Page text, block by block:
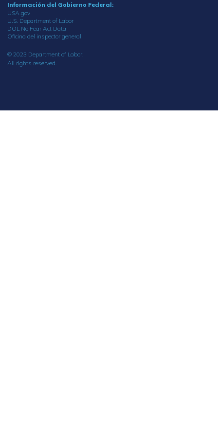
Información del Gobierno Federal:
USA.gov
U.S. Department of Labor
DOL No Fear Act Data
Oficina del inspector general
© 2023 Department of Labor.
All rights reserved.